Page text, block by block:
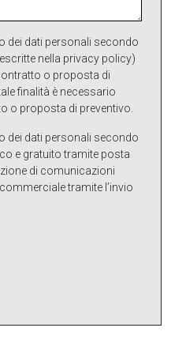
dei dati personali secondo
nella privacy policy)
o proposta di
finalità è necessario
o proposta di preventivo.
dei dati personali secondo
e gratuito tramite posta
di comunicazioni
tramite l’invio